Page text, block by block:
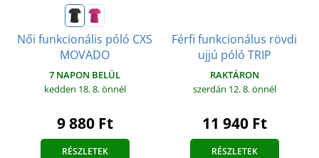
Női funkcionális póló CXS
MOVADO
7 NAPON BELÜL
kedden 18. 8.önnél
9 880 Ft
RÉSZLETEK
Férfi funkcionálus rövdi
ujjú póló TRIP
RAKTÁRON
szerdán 12. 8.önnél
11 940 Ft
RÉSZLETEK